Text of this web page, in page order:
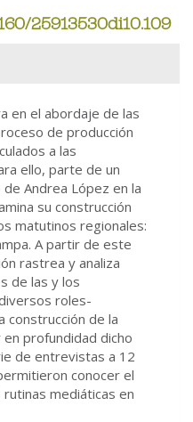
25913530di10.109
en el abordaje de las
de producción
a las
ello, parte de un
Andrea López en la
su construcción
matutinos regionales:
A partir de este
rastrea y analiza
de las y los
roles-
construcción de la
profundidad dicho
de entrevistas a 12
conocer el
mediáticas en